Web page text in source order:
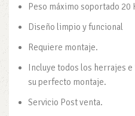
Peso máximo soportado 20
Diseño limpio y funcional
Requiere montaje.
Incluye todos los herrajes
su perfecto montaje.
Servicio Post venta.